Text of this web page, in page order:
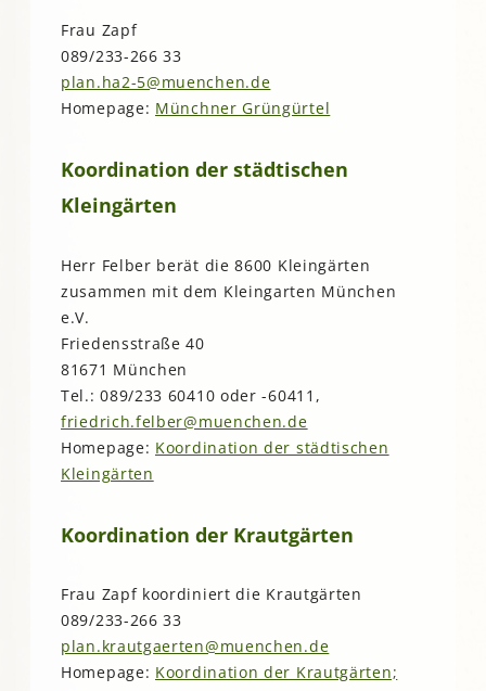
Frau Zapf
089/233-266 33
plan.ha2-5@muenchen.de
Homepage: Münchner Grüngürtel
Koordination der städtischen
Kleingärten
Herr Felber berät die 8600 Kleingärten
zusammen mit dem Kleingarten München
e.V.
Friedensstraße 40
81671 München
Tel.: 089/233 60410 oder -60411,
friedrich.felber@muenchen.de
Homepage: Koordination der städtischen
Kleingärten
Koordination der Krautgärten
Frau Zapf koordiniert die Krautgärten
089/233-266 33
plan.krautgaerten@muenchen.de
Homepage: Koordination der Krautgärten;